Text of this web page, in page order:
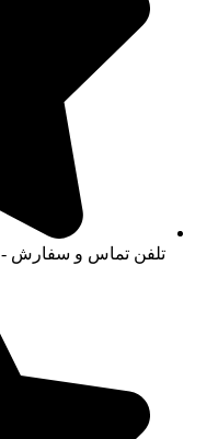
تلفن تماس و سفارش - 09159515848